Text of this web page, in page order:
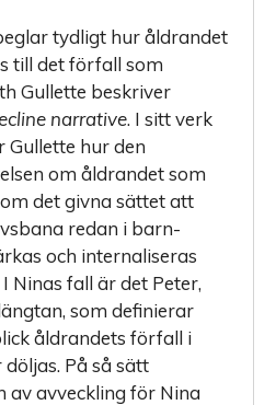
tydligt hur åldrandet
till det förfall som
Gullette beskriver
narrative. I sitt verk
Gullette hur den
om åldrandet som
det givna sättet att
redan i barn­
och internaliseras
I Ninas fall är det Peter,
som definierar
åldrandets förfall i
På så sätt
av avveckling för Nina